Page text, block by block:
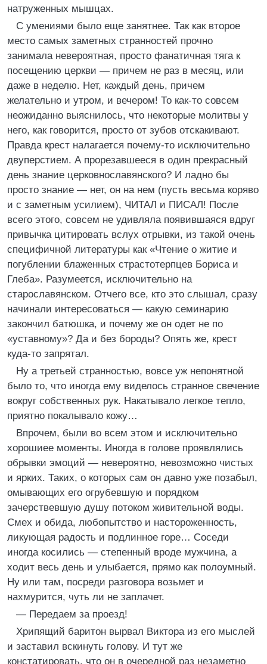
натруженных мышцах.
С умениями было еще занятнее. Так как второе
место самых заметных странностей прочно
занимала невероятная, просто фанатичная тяга к
посещению церкви — причем не раз в месяц, или
даже в неделю. Нет, каждый день, причем
желательно и утром, и вечером! То как-то совсем
неожиданно выяснилось, что некоторые молитвы у
него, как говорится, просто от зубов отскакивают.
Правда крест налагается почему-то исключительно
двуперстием. А прорезавшееся в один прекрасный
день знание церковнославянского? И ладно бы
просто знание — нет, он на нем (пусть весьма коряво
и с заметным усилием), ЧИТАЛ и ПИСАЛ! После
всего этого, совсем не удивляла появившаяся вдруг
привычка цитировать вслух отрывки, из такой очень
специфичной литературы как «Чтение о житие и
погублении блаженных страстотерпцев Бориса и
Глеба». Разумеется, исключительно на
старославянском. Отчего все, кто это слышал, сразу
начинали интересоваться — какую семинарию
закончил батюшка, и почему же он одет не по
«уставному»? Да и без бороды? Опять же, крест
куда-то запрятал.
Ну а третьей странностью, вовсе уж непонятной
было то, что иногда ему виделось странное свечение
вокруг собственных рук. Накатывало легкое тепло,
приятно покалывало кожу…
Впрочем, были во всем этом и исключительно
хорошиее моменты. Иногда в голове проявлялись
обрывки эмоций — невероятно, невозможно чистых
и ярких. Таких, о которых сам он давно уже позабыл,
омывающих его огрубевшую и порядком
зачерствевшую душу потоком живительной воды.
Смех и обида, любопытство и настороженность,
ликующая радость и подлинное горе… Соседи
иногда косились — степенный вроде мужчина, а
ходит весь день и улыбается, прямо как полоумный.
Ну или там, посреди разговора возьмет и
нахмурится, чуть ли не заплачет.
— Передаем за проезд!
Хрипящий баритон вырвал Виктора из его мыслей
и заставил вскинуть голову. И тут же
констатировать, что он в очередной раз незаметно